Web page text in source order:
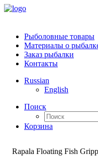
Рыболовные товары
Материалы о
Заказ рыбалки
Контакты
Russian
English
Поиск
Корзина
Rapala Floating Fish